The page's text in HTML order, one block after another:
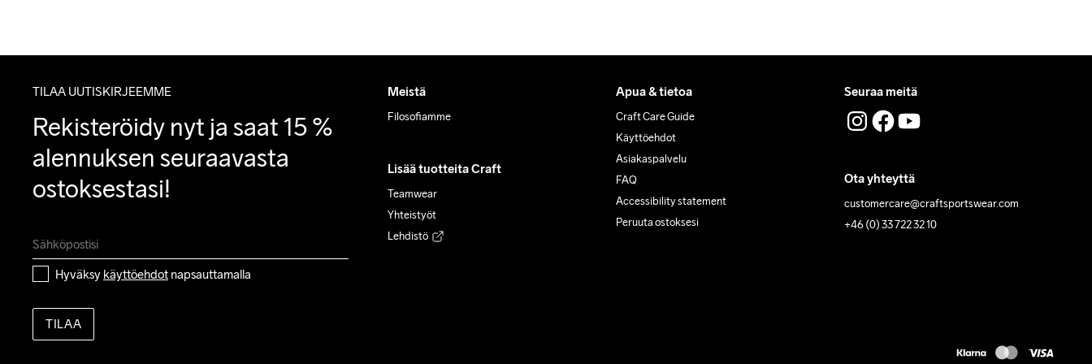
TILAA UUTISKIRJEEMME
Rekisteröidy nyt ja saat 15 %
alennuksen seuraavasta
ostoksestasi!
Hyväksy käyttöehdot napsauttamalla
TILAA
Meistä
Filosofiamme
Lisää tuotteita Craft
Teamwear
Yhteistyöt
Lehdistö
Apua & tietoa
Craft Care Guide
Käyttöehdot
Asiakaspalvelu
FAQ
Accessibility statement
Peruuta ostoksesi
Seuraa meitä
Ota yhteyttä
customercare@craftsportswear.com
+46 (0) 33 722 32 10